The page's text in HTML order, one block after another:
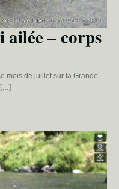
– corps
mois de juillet sur la Grande
[…]